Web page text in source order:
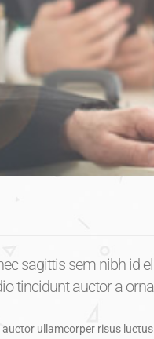
sagittis sem nibh id
tincidunt auctor a
ullamcorper risus